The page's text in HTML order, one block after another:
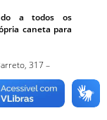
a todos os
caneta para
317 –